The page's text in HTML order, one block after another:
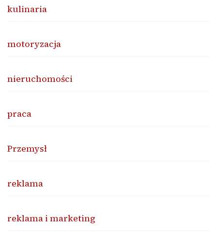
kulinaria
motoryzacja
nieruchomości
praca
Przemysł
reklama
reklama i marketing